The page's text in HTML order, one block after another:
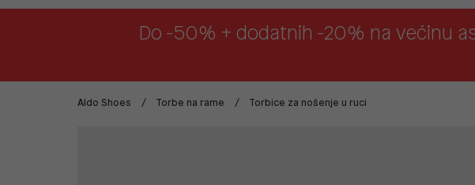
Do -50% + dodatnih -20% na većinu
Aldo Shoes Torbe na rame Torbice za nošenje u ruci